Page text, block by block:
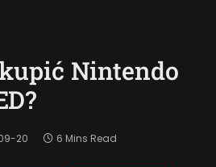
Nintendo
20 6 Mins Read